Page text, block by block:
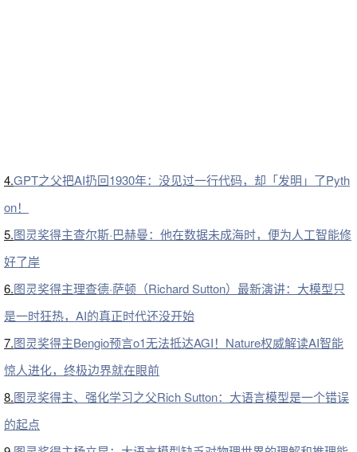
4.GPT之父把AI扔回1930年：没见过一行代码，却「发明」了Pyth
on！
5.图灵奖得主查尔斯·巴赫曼：他在数据未成海时，便为人工智能修
好了岸
6.图灵奖得主理查德·萨顿（Richard Sutton）最新演讲：大模型只
是一时狂热，AI的真正时代还没开始
7.图灵奖得主Bengio预言o1无法抵达AGI！Nature权威解读AI智能
惊人进化，终极边界就在眼前
8.图灵奖得主、强化学习之父Rich Sutton：大语言模型是一个错误
的起点